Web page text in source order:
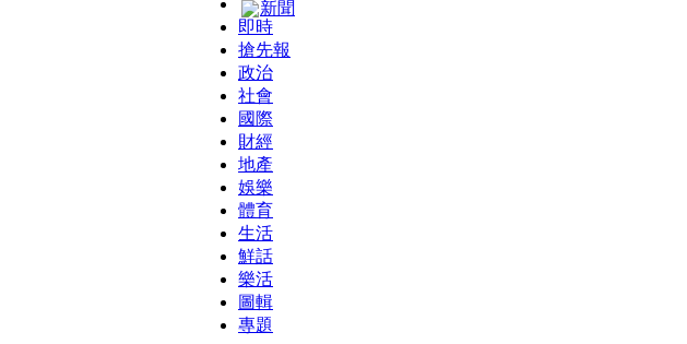
新聞
即時
搶先報
政治
社會
國際
財經
地產
娛樂
體育
生活
鮮話
樂活
圖輯
專題